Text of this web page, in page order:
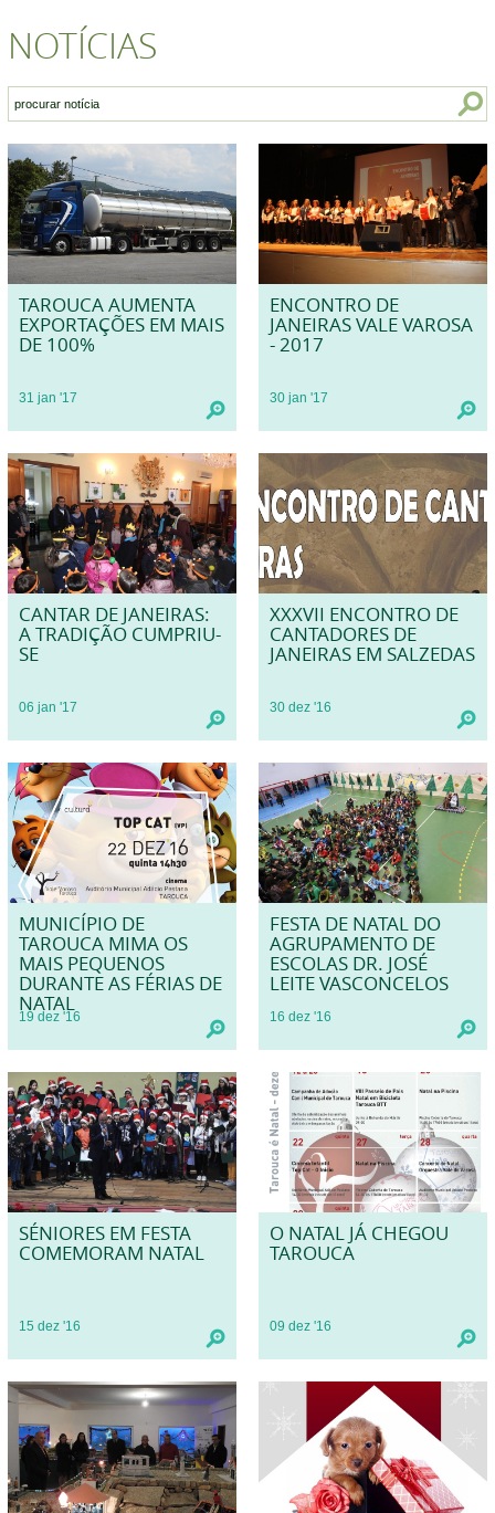
NOTÍCIAS
TAROUCA AUMENTA
EXPORTAÇÕES EM MAIS
DE 100%
31 jan '17
ENCONTRO DE
JANEIRAS VALE VAROSA
- 2017
30 jan '17
CANTAR DE JANEIRAS:
A TRADIÇÃO CUMPRIU-
SE
06 jan '17
XXXVII ENCONTRO DE
CANTADORES DE
JANEIRAS EM SALZEDAS
30 dez '16
MUNICÍPIO DE
TAROUCA MIMA OS
MAIS PEQUENOS
DURANTE AS FÉRIAS DE
NATAL
19 dez '16
FESTA DE NATAL DO
AGRUPAMENTO DE
ESCOLAS DR. JOSÉ
LEITE VASCONCELOS
16 dez '16
SÉNIORES EM FESTA
COMEMORAM NATAL
15 dez '16
O NATAL JÁ CHEGOU
TAROUCA
09 dez '16